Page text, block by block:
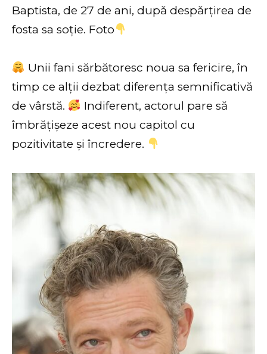
Baptista, de 27 de ani, după despărțirea de
fosta sa soție. Foto
Unii fani sărbătoresc noua sa fericire, în
timp ce alții dezbat diferența semnificativă
de vârstă.
Indiferent, actorul pare să
îmbrățișeze acest nou capitol cu
pozitivitate și încredere.